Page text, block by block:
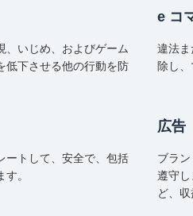
、いじめ、およびゲーム
低下させる他の行動を防
e コ
違法
除し
ートして、安全で、包括
。
広告
ブラ
遵守
ど、